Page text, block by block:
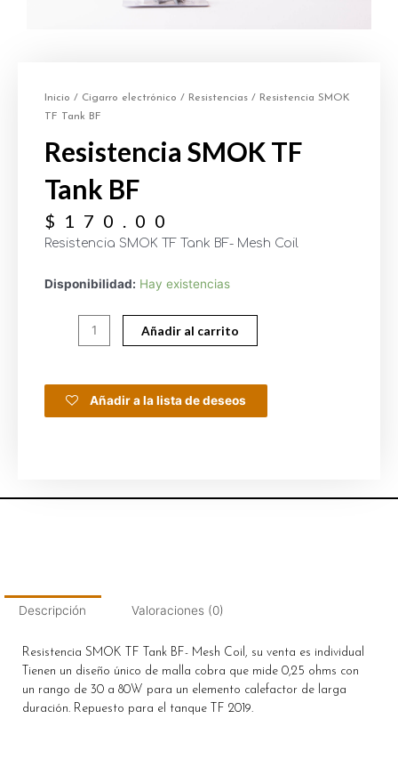
Inicio / Cigarro electrónico / Resistencias / Resistencia SMOK
TF Tank BF
Resistencia SMOK TF
Tank BF
$ 170.00
Resistencia SMOK TF Tank BF- Mesh Coil
Disponibilidad: Hay existencias
Añadir al carrito
Añadir a la lista de deseos
Descripción Valoraciones (0)
Resistencia SMOK TF Tank BF- Mesh Coil, su venta es individual
Tienen un diseño único de malla cobra que mide 0,25 ohms con
un rango de 30 a 80W para un elemento calefactor de larga
duración. Repuesto para el tanque TF 2019.